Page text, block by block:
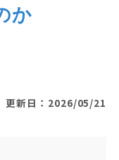
か
更新日：2026/05/21